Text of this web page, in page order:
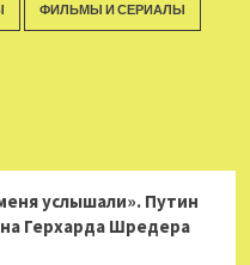
ФИЛЬМЫ И СЕРИАЛЫ
услышали». Путин
Герхарда Шредера